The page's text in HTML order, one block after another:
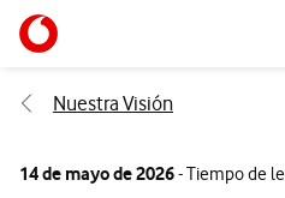
Ir a la pagina principal de vodafone.es
Nuestra Visión
14 de mayo de 2026- Tiempo de